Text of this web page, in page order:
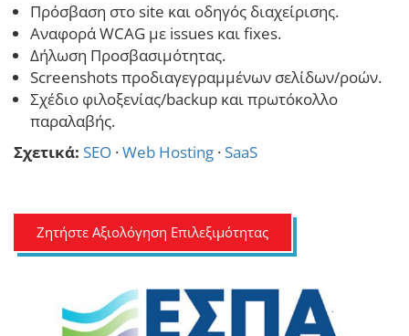
Πρόσβαση στο site και οδηγός διαχείρισης.
Αναφορά WCAG με issues και fixes.
Δήλωση Προσβασιμότητας.
Screenshots προδιαγεγραμμένων σελίδων/ροών.
Σχέδιο φιλοξενίας/backup και πρωτόκολλο
παραλαβής.
Σχετικά: SEO ·Web Hosting · SaaS
Ζητήστε Αξιολόγηση Επιλεξιμότητας